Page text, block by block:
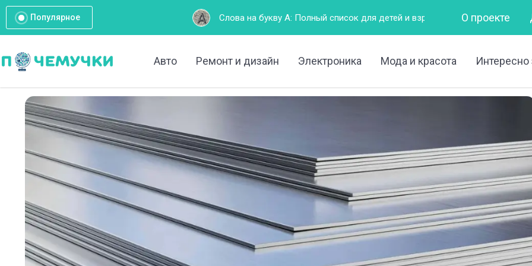
Популярное Слова на букву А: Полный список для детей и взрослых Горизонтально – это как?
О проекте
Авто Ремонт и дизайн Электроника Мода и красота Интересно